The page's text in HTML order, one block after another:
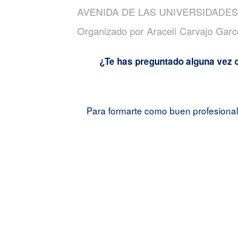
AVENIDA DE LAS
Organizado por Araceli Carvajo
¿Te has preguntado alguna
Para formarte como buen